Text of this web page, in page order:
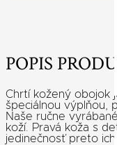
POPIS
Chrtí kožený obojok
špeciálnou výplňou,
Naše ručne
koží. Pravá koža s
jedinečnosť preto ich